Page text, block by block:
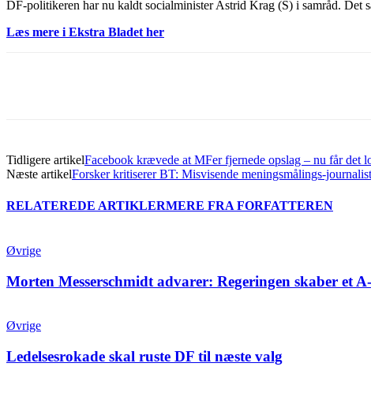
DF-politikeren har nu kaldt socialminister Astrid Krag (S) i samråd. Det
Læs mere i Ekstra Bladet her
Tidligere artikelFacebook krævede at MFer fjernede opslag – nu får det
Næste artikelForsker kritiserer BT: Misvisende meningsmålings-
RELATEREDE ARTIKLERMERE FRA FORFATTEREN
Øvrige
Morten Messerschmidt advarer: Regeringen skaber et
Øvrige
Ledelsesrokade skal ruste DF til næste valg